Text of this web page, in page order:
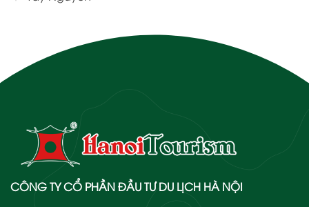
CÔNG TY CỔ PHẦN ĐẦU TƯ DU LỊCH HÀ NỘI